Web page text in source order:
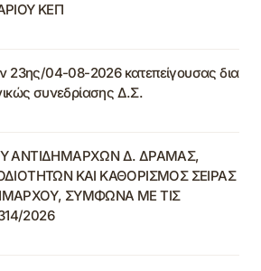
ΚΕΠ
23ης/04-08-2026 κατεπείγουσας δια
συνεδρίασης Δ.Σ.
ΑΝΤΙΔΗΜΑΡΧΩΝ Δ. ΔΡΑΜΑΣ,
ΚΑΙ ΚΑΘΟΡΙΣΜΟΣ ΣΕΙΡΑΣ
ΣΥΜΦΩΝΑ ΜΕ ΤΙΣ
2026